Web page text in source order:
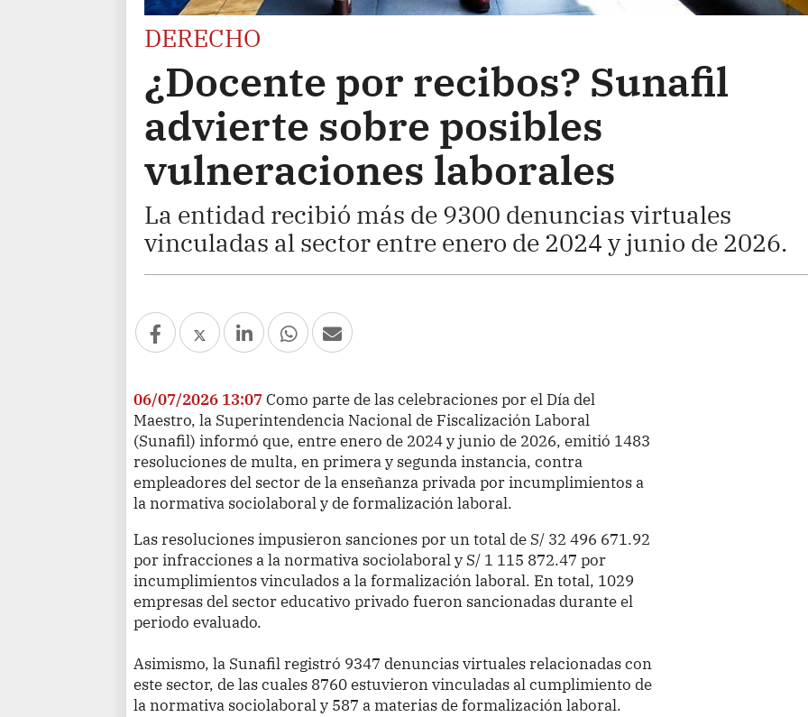
DERECHO
¿Docente por recibos? Sunafil
advierte sobre posibles
vulneraciones laborales
La entidad recibió más de 9300 denuncias virtuales
vinculadas al sector entre enero de 2024 y junio de 2026.
06/07/2026 13:07Como parte de las celebraciones por el Día del
Maestro, la Superintendencia Nacional de Fiscalización Laboral
(Sunafil) informó que, entre enero de 2024 y junio de 2026, emitió 1483
resoluciones de multa, en primera y segunda instancia, contra
empleadores del sector de la enseñanza privada por incumplimientos a
la normativa sociolaboral y de formalización laboral.
Las resoluciones impusieron sanciones por un total de S/ 32 496 671.92
por infracciones a la normativa sociolaboral y S/ 1 115 872.47 por
incumplimientos vinculados a la formalización laboral. En total, 1029
empresas del sector educativo privado fueron sancionadas durante el
periodo evaluado.
Asimismo, la Sunafil registró 9347 denuncias virtuales relacionadas con
este sector, de las cuales 8760 estuvieron vinculadas al cumplimiento de
la normativa sociolaboral y 587 a materias de formalización laboral.